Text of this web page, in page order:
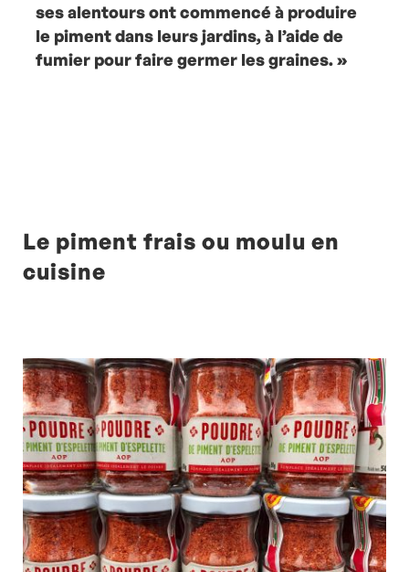
ses alentours ont commencé à produire
le piment dans leurs jardins, à l’aide de
fumier pour faire germer les graines. »
Le piment frais ou moulu en
cuisine